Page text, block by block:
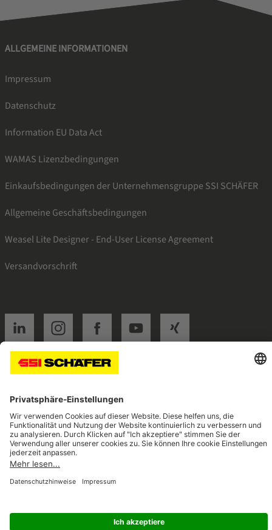
ALLGEMEINE INFORMATIONEN
Impressum
Datenschutz
Information EU Data Act
WAMAS Lizenzbedingungen
Einkaufsbedingungen der Unternehmensgruppe SSI SCHÄFER
Allgemeine Geschäftsbedingungen
Weasel Lite Designer - End-User License Agreement
Versandvorschrift
SSI linkedinSSI instagramSSI facebookSSI youtubeSSI xing
Navigate to home page
© 2026